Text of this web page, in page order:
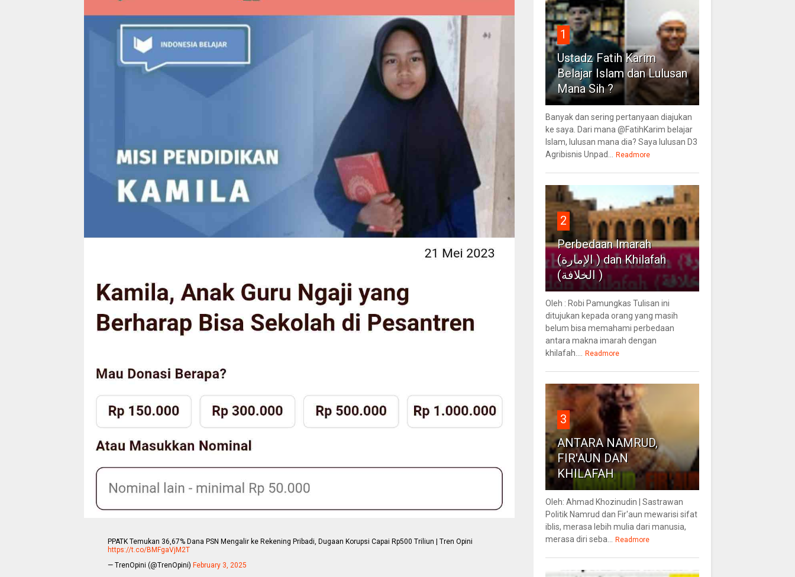
PPATK Temukan 36,67% Dana PSN Mengalir ke Rekening Pribadi, Dugaan Korupsi Capai Rp500 Triliun | Tren Opini
https://t.co/BMFgaVjM2T
— TrenOpini (@TrenOpini) February 3, 2025
1
Ustadz Fatih Karim
Belajar Islam dan Lulusan
Mana Sih ?
Banyak dan sering pertanyaan diajukan
ke saya. Dari mana @FatihKarim belajar
Islam, lulusan mana dia? Saya lulusan D3
Agribisnis Unpad...
Readmore
2
Perbedaan Imarah
(الإمارة ) dan Khilafah
(الخلافة )
Oleh : Robi Pamungkas Tulisan ini
ditujukan kepada orang yang masih
belum bisa memahami perbedaan
antara makna imarah dengan
khilafah....
Readmore
3
ANTARA NAMRUD,
FIR'AUN DAN
KHILAFAH
Oleh: Ahmad Khozinudin | Sastrawan
Politik Namrud dan Fir'aun mewarisi sifat
iblis, merasa lebih mulia dari manusia,
merasa diri seba...
Readmore